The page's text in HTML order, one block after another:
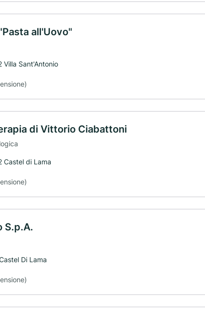
all'Uovo"
Sant'Antonio
di Vittorio Ciabattoni
Castel di Lama
S.p.A.
Di Lama